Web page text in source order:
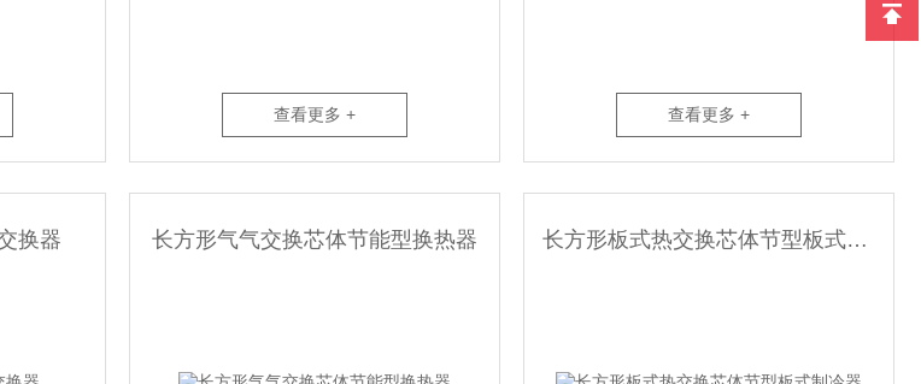
查看更多 + 查看更多 +
换器 长方形气气交换芯体节能型换热器 长方形板式热交换芯体节型板式制冷器